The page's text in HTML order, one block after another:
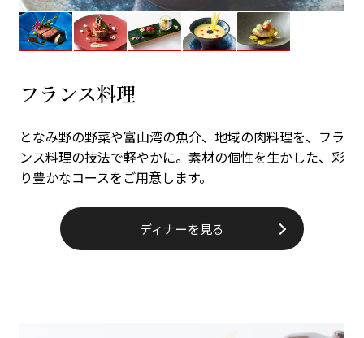
フランス料理
となみ野の野菜や富山湾の魚介、地域の肉料理を、フラ
ンス料理の技法で軽やかに。素材の個性を生かした、彩
り豊かなコースをご用意します。
ディナーを見る